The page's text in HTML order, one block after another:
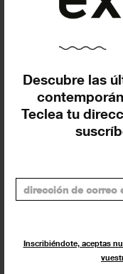
Descubre las
Teclea tu
Inscribiéndote, aceptas
Tabakalera
propuestas